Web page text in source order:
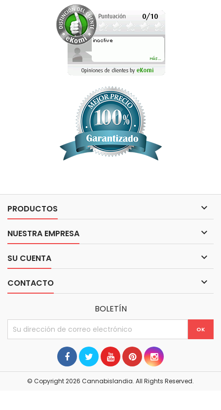
PRODUCTOS 
NUESTRA EMPRESA 
SU CUENTA 
CONTACTO 
BOLETÍN
© Copyright 2026 Cannabislandia. All Rights Reserved.